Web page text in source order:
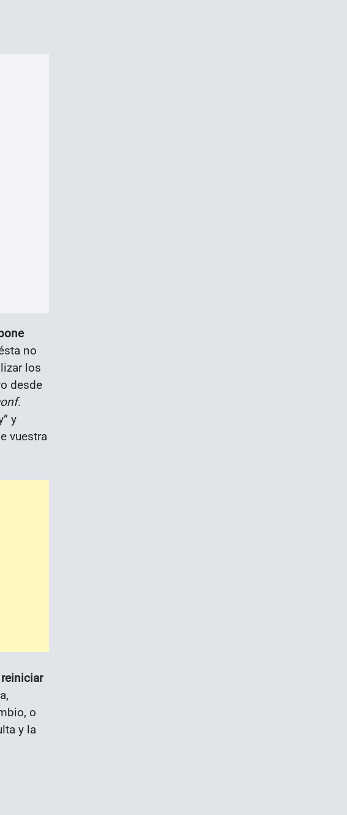
no
los
desde
.
y
vuestra
reiniciar
o
y la